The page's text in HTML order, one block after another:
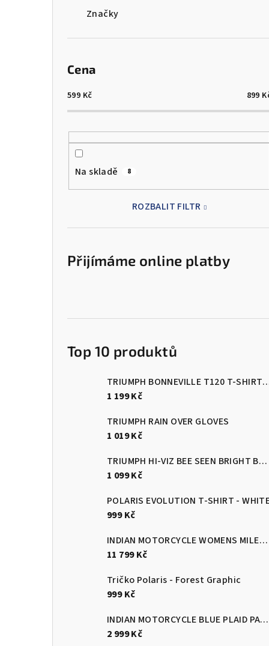
Značky
Cena
599 Kč 899
Na skladě 8
ROZBALIT FILTR
Přijímáme online platby
Top 10 produktů
TRIUMPH BONNEVILLE
1 199 Kč
TRIUMPH RAIN OVER GLOVES
1 019 Kč
TRIUMPH HI-VIZ BEE SEEN BRIGHT BRACE
1 099 Kč
POLARIS EVOLUTION T-SHIRT -
999 Kč
INDIAN MOTORCYCLE WOMENS MILESTONE JACKET
11 799 Kč
Tričko Polaris - Forest Graphic
999 Kč
INDIAN MOTORCYCLE BLUE PLAID PASADENA SHORT SLEEVE SHIRT
2 999 Kč